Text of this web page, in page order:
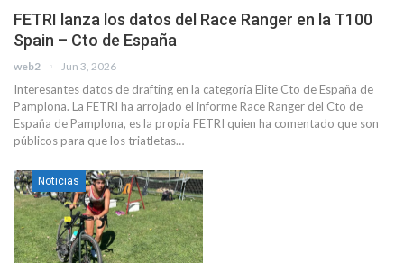
FETRI lanza los datos del Race Ranger en la T100
Spain – Cto de España
web2 Jun 3, 2026
Interesantes datos de drafting en la categoría Elite Cto de España de
Pamplona. La FETRI ha arrojado el informe Race Ranger del Cto de
España de Pamplona, es la propia FETRI quien ha comentado que son
públicos para que los triatletas…
Noticias